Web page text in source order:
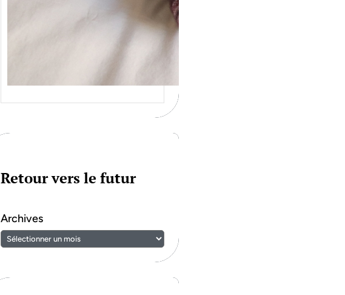
Retour vers le futur
Archives